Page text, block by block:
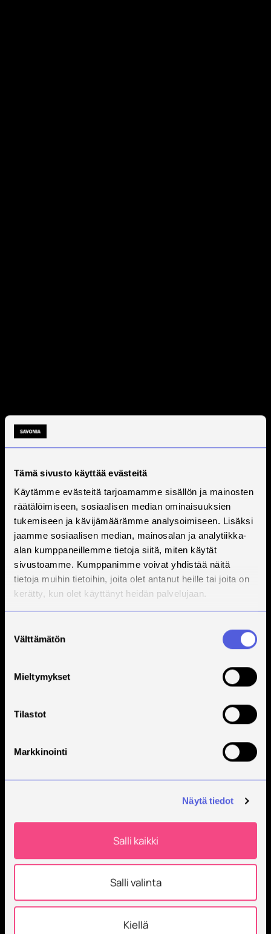
Tämä sivusto käyttää evästeitä
Käytämme evästeitä tarjoamamme sisällön ja mainosten
räätälöimiseen, sosiaalisen median ominaisuuksien
tukemiseen ja kävijämäärämme analysoimiseen. Lisäksi
jaamme sosiaalisen median, mainosalan ja analytiikka-
alan kumppaneillemme tietoja siitä, miten käytät
sivustoamme. Kumppanimme voivat yhdistää näitä
tietoja muihin tietoihin, joita olet antanut heille tai joita on
kerätty, kun olet käyttänyt heidän palvelujaan.
valinta
Välttämätön
Mieltymykset
Tilastot
Markkinointi
Näytä tiedot
Salli kaikki
Salli valinta
Kiellä